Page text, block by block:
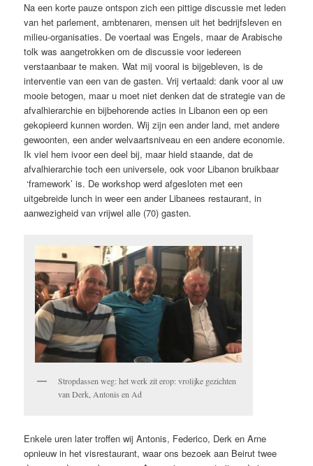
Na een korte pauze ontspon zich een pittige discussie met leden
van het parlement, ambtenaren, mensen uit het bedrijfsleven en
milieu-organisaties. De voertaal was Engels, maar de Arabische
tolk was aangetrokken om de discussie voor iedereen
verstaanbaar te maken. Wat mij vooral is bijgebleven, is de
interventie van een van de gasten. Vrij vertaald: dank voor al uw
mooie betogen, maar u moet niet denken dat de strategie van de
afvalhierarchie en bijbehorende acties in Libanon een op een
gekopieerd kunnen worden. Wij zijn een ander land, met andere
gewoonten, een ander welvaartsniveau en een andere economie.
Ik viel hem ivoor een deel bij, maar hield staande, dat de
afvalhierarchie toch een universele, ook voor Libanon bruikbaar
‘framework’ is. De workshop werd afgesloten met een
uitgebreide lunch in weer een ander Libanees restaurant, in
aanwezigheid van vrijwel alle (70) gasten.
Stropdassen weg: het werk zit erop: vrolijke gezichten
van Derk, Antonis en Ad
Enkele uren later troffen wij Antonis, Federico, Derk en Arne
opnieuw in het visrestaurant, waar ons bezoek aan Beirut twee